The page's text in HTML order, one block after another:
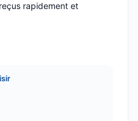
rapidement et